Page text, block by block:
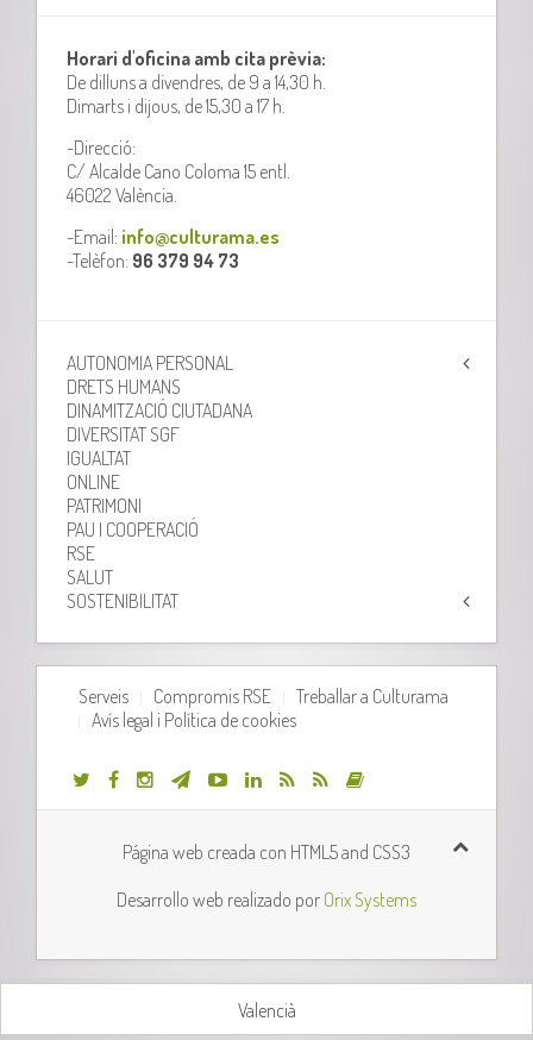
Horari d'oficina amb cita prèvia:
De dilluns a divendres, de 9 a 14,30 h.
Dimarts i dijous, de 15,30 a 17 h.
-Direcció:
C/ Alcalde Cano Coloma 15 entl.
46022 València.
-Email: info@culturama.es
-Telèfon: 96 379 94 73
AUTONOMIA PERSONAL
DRETS HUMANS
DINAMITZACIÓ CIUTADANA
DIVERSITAT SGF
IGUALTAT
ONLINE
PATRIMONI
PAU I COOPERACIÓ
RSE
SALUT
SOSTENIBILITAT
Serveis Compromis RSE
Treballar a Culturama
Avís legal i Política de cookies
Página web creada con HTML5 and CSS3
Desarrollo web realizado por Orix Systems
Valencià